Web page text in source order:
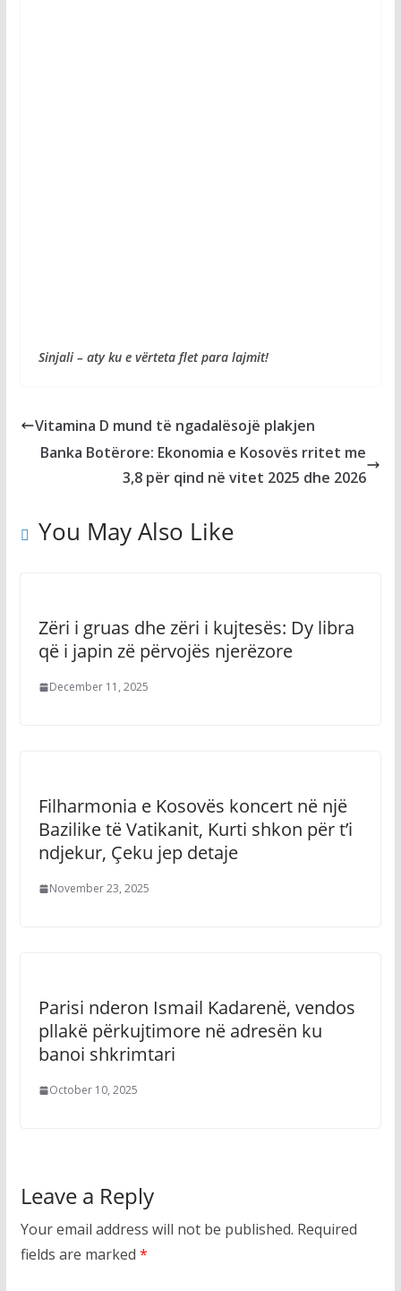
Sinjali – aty ku e vërteta flet para lajmit!
Vitamina D mund të ngadalësojë plakjen
Banka Botërore: Ekonomia e Kosovës rritet me
3,8 për qind në vitet 2025 dhe 2026
You May Also Like
Zëri i gruas dhe zëri i kujtesës: Dy libra
që i japin zë përvojës njerëzore
December 11, 2025
Filharmonia e Kosovës koncert në një
Bazilike të Vatikanit, Kurti shkon për t’i
ndjekur, Çeku jep detaje
November 23, 2025
Parisi nderon Ismail Kadarenë, vendos
pllakë përkujtimore në adresën ku
banoi shkrimtari
October 10, 2025
Leave a Reply
Your email address will not be published. Required
fields are marked *